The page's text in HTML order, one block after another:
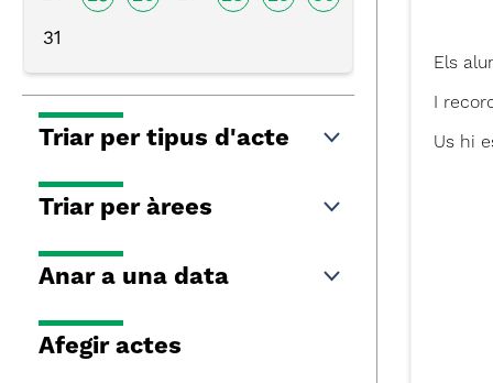
31
Triar per tipus d'acte
Triar per àrees
Anar a una data
Afegir actes
Els
I
Us hi